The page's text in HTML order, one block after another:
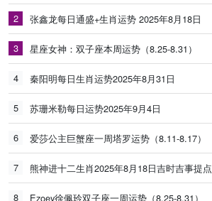
2 张鑫龙每日通盛+生肖运势 2025年8月18日
3 星座女神：双子座本周运势（8.25-8.31）
4 秦阳明每日生肖运势2025年8月31日
5 苏珊米勒每日运势2025年9月4日
6 爱莎公主巨蟹座一周塔罗运势（8.11-8.17）
7 熊神进十二生肖2025年8月18日吉时吉事提点
8 Ezoey徐佩玲双子座一周运势（8.25-8.31）